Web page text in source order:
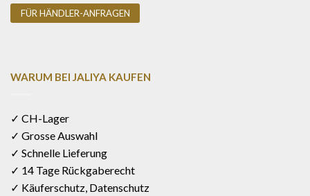
FÜR HÄNDLER-ANFRAGEN
WARUM BEI JALIYA KAUFEN
✓ CH-Lager
✓ Grosse Auswahl
✓ Schnelle Lieferung
✓ 14 Tage Rückgaberecht
✓ Käuferschutz, Datenschutz